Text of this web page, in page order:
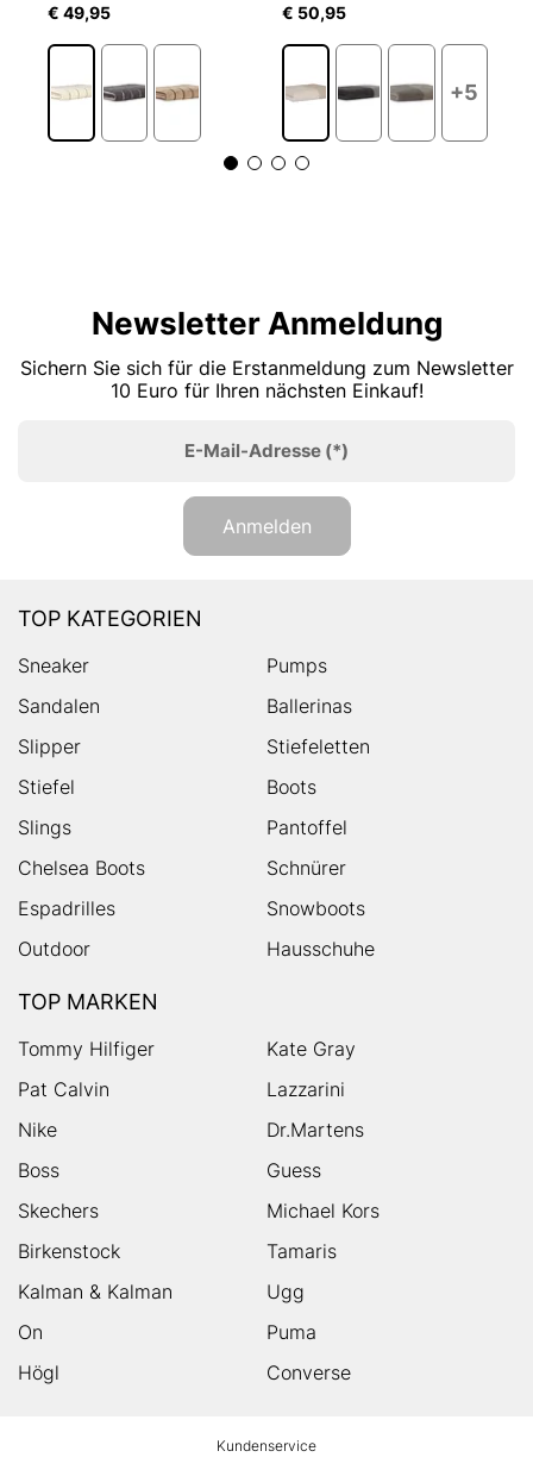
€ 49,95 € 50,95
+5
Newsletter Anmeldung
Sichern Sie sich für die Erstanmeldung zum Newsletter
10 Euro für Ihren nächsten Einkauf!
E-Mail-Adresse (*)
Anmelden
TOP KATEGORIEN
Sneaker
Pumps
Sandalen
Ballerinas
Slipper
Stiefeletten
Stiefel
Boots
Slings
Pantoffel
Chelsea Boots
Schnürer
Espadrilles
Snowboots
Outdoor
Hausschuhe
TOP MARKEN
Tommy Hilfiger
Kate Gray
Pat Calvin
Lazzarini
Nike
Dr.Martens
Boss
Guess
Skechers
Michael Kors
Birkenstock
Tamaris
Kalman & Kalman
Ugg
On
Puma
Högl
Converse
Kundenservice